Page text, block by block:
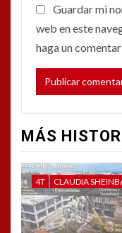
Guardar mi
web en este
haga un
MÁS
4T CLAUDIA